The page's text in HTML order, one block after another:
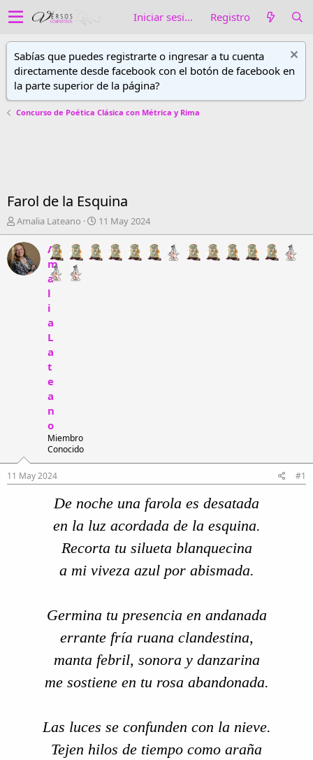
Iniciar sesión Registro
Sabías que puedes registrarte o ingresar a tu cuenta
directamente desde facebook con el botón de facebook en
la parte superior de la página?
Concurso de Poética Clásica con Métrica y Rima
Farol de la Esquina
A
u
t
o
r
Amalia Lateano
F
e
c
h
11 May 2024
A
m
a
l
i
a
L
a
t
e
a
n
o
Miembro
Conocido
11 May 2024 #1
De noche una farola es desatada
en la luz acordada de la esquina.
Recorta tu silueta blanquecina
a mi viveza azul por abismada.
Germina tu presencia en andanada
errante fría ruana clandestina,
manta febril, sonora y danzarina
me sostiene en tu rosa abandonada.
Las luces se confunden con la nieve.
Tejen hilos de tiempo como araña